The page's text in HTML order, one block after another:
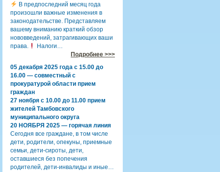
В предпоследний месяц года
произошли важные изменения в
законодательстве. Представляем
вашему вниманию краткий обзор
нововведений, затрагивающих ваши
права.
Налоги…
Подробнее >>>
05 декабря 2025 года с 15.00 до
16.00 — совместный с
прокуратурой области прием
граждан
27 ноября с 10.00 до 11.00 прием
жителей Тамбовского
муниципального округа
20 НОЯБРЯ 2025 — горячая линия
Сегодня все граждане, в том числе
дети, родители, опекуны, приемные
семьи, дети-сироты, дети,
оставшиеся без попечения
родителей, дети-инвалиды и иные…